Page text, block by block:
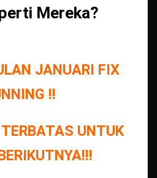
Mereka?
JANUARI FIX
!!
UNTUK